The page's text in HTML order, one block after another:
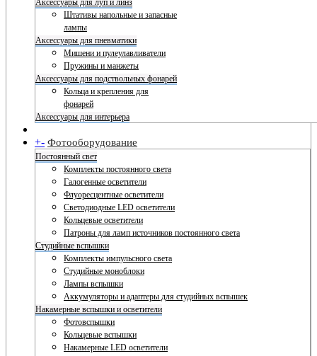
Аксессуары для луп и линз
Штативы напольные и запасные
лампы
Аксессуары для пневматики
Мишени и пулеулавливатели
Пружины и манжеты
Аксессуары для подствольных фонарей
Кольца и крепления для
фонарей
Аксессуары для интерьера
+- Фотооборудование
Постоянный свет
Комплекты постоянного света
Галогенные осветители
Флуоресцентные осветители
Светодиодные LED осветители
Кольцевые осветители
Патроны для ламп источников постоянного света
Студийные вспышки
Комплекты импульсного света
Студийные моноблоки
Лампы вспышки
Аккумуляторы и адаптеры для студийных вспышек
Накамерные вспышки и осветители
Фотовспышки
Кольцевые вспышки
Накамерные LED осветители